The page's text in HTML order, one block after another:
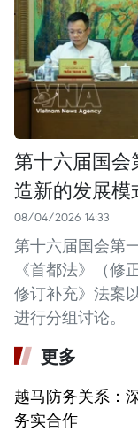
第十六届国会
造新的发展模
08/04/2026 14:33
第十六届国会第
《首都法》（修
修订补充》法案
进行分组讨论。
更多
越马防务关系：
务实合作